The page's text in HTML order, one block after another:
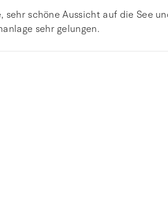
sehr schöne Aussicht auf die See
sehr gelungen.